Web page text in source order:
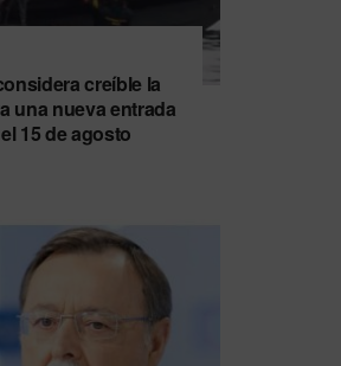
creíble la
una nueva entrada
15 de agosto